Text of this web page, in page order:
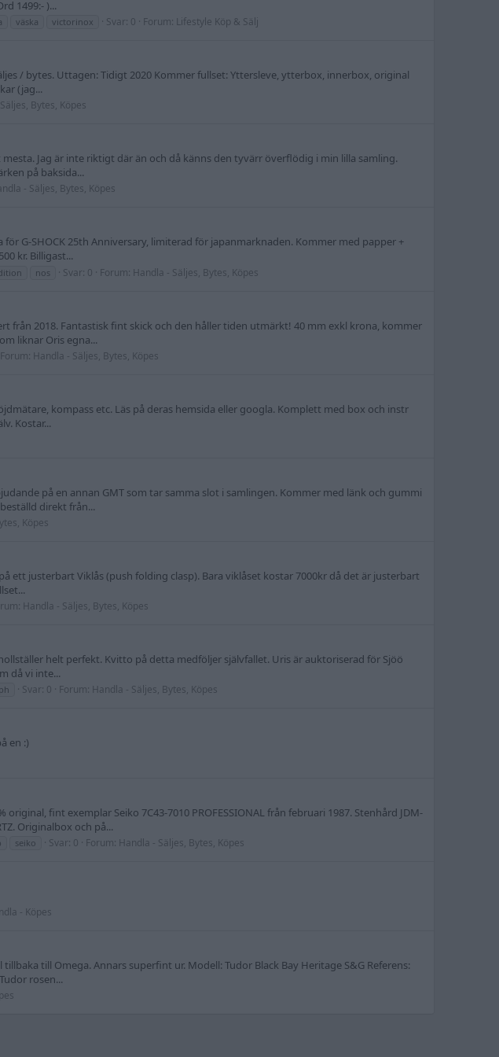
1499:- )...
väska victorinox Svar: 0 Forum: Lifestyle Köp & Sälj
/ bytes. Uttagen: Tidigt 2020 Kommer fullset: Yttersleve, ytterbox, innerbox, original
(jag...
Bytes, Köpes
Jag är inte riktigt där än och då känns den tyvärr överflödig i min lilla samling.
på baksida...
- Säljes, Bytes, Köpes
G-SHOCK 25th Anniversary, limiterad för japanmarknaden. Kommer med papper +
kr. Billigast...
nos Svar: 0 Forum: Handla - Säljes, Bytes, Köpes
från 2018. Fantastisk fint skick och den håller tiden utmärkt! 40 mm exkl krona, kommer
liknar Oris egna...
Forum: Handla - Säljes, Bytes, Köpes
kompass etc. Läs på deras hemsida eller googla. Komplett med box och instr
Kostar...
på en annan GMT som tar samma slot i samlingen. Kommer med länk och gummi
direkt från...
Köpes
justerbart Viklås (push folding clasp). Bara viklåset kostar 7000kr då det är justerbart
Handla - Säljes, Bytes, Köpes
helt perfekt. Kvitto på detta medföljer självfallet. Uris är auktoriserad för Sjöö
då vi inte...
Svar: 0 Forum: Handla - Säljes, Bytes, Köpes
en :)
fint exemplar Seiko 7C43-7010 PROFESSIONAL från februari 1987. Stenhård JDM-
Originalbox och på...
seiko Svar: 0 Forum: Handla - Säljes, Bytes, Köpes
- Köpes
till Omega. Annars superfint ur. Modell: Tudor Black Bay Heritage S&G Referens:
rosen...